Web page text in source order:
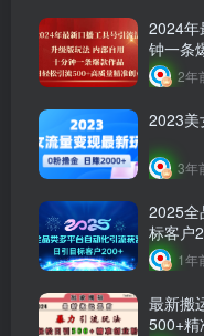
2024年
钟一条
2年
2023美
3年
2025全
标客户
1年
最新搬
500+精